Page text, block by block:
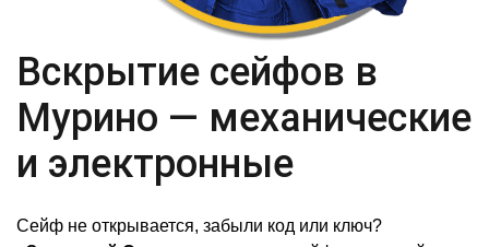
Вскрытие сейфов в
Мурино — механические
и электронные
Сейф не открывается, забыли код или ключ?